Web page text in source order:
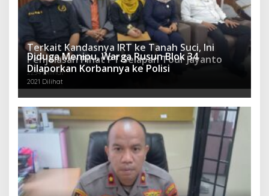
Terkait Kandasnya IRT ke Tanah Suci, Ini
Penjelasan Pihat PT Selapan Tour Jayanto
2234 Dilihat
Diduga Menipu, Warga Rusun Blok 34
Dilaporkan Korbannya ke Polisi
2021 Dilihat